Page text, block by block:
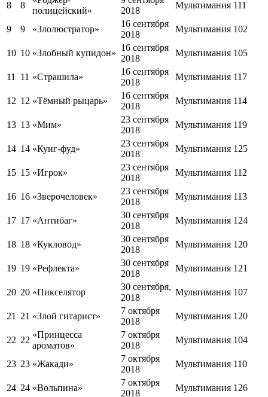
8 8
полицейский»
2018
Мультимания 111
9 9 «Злолюстратор»
16 сентября
2018
Мультимания 102
10 10 «Злобный купидон»
16 сентября
2018
Мультимания 105
11 11 «Страшила»
16 сентября
2018
Мультимания 117
12 12 «Тёмный рыцарь»
16 сентября
2018
Мультимания 114
13 13 «Мим»
23 сентября
2018
Мультимания 119
14 14 «Кунг-фуд»
23 сентября
2018
Мультимания 125
15 15 «Игрок»
23 сентября
2018
Мультимания 112
16 16 «Зверочеловек»
23 сентября
2018
Мультимания 113
17 17 «Антибаг»
30 сентября
2018
Мультимания 124
18 18 «Кукловод»
30 сентября
2018
Мультимания 120
19 19 «Рефлекта»
30 сентября
2018
Мультимания 121
20 20 «Пикселятор
30 сентября,
2018
Мультимания 107
21 21 «Злой гитарист»
7 октября
2018
Мультимания 120
22 22
«Принцесса
ароматов»
7 октября
2018
Мультимания 104
23 23 «Жакади»
7 октября
2018
Мультимания 110
24 24 «Вольпина»
7 октября
2018
Мультимания 126